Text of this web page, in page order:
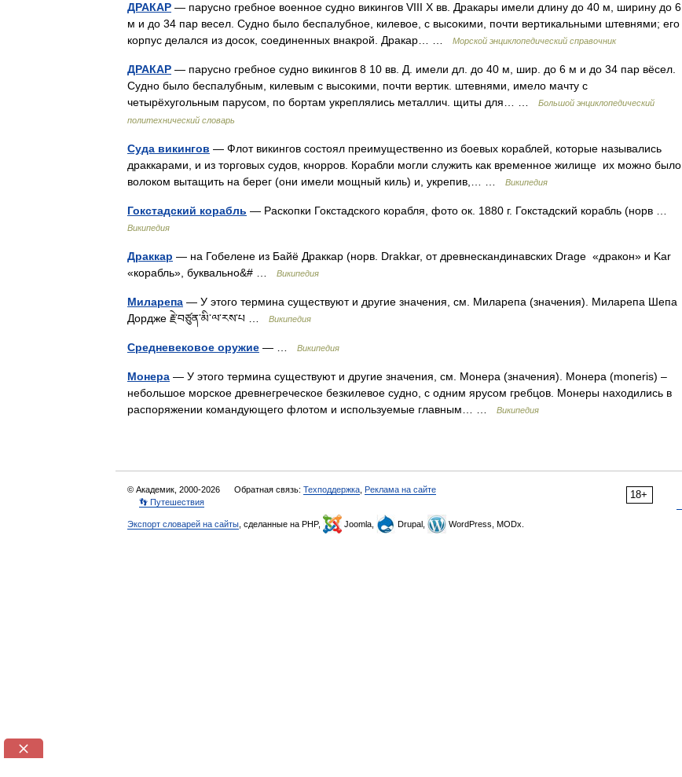
ДРАКАР — парусно гребное военное судно викингов VIII X вв. Дракары имели длину до 40 м, ширину до 6
м и до 34 пар весел. Судно было беспалубное, килевое, с высокими, почти вертикальными штевнями; его
корпус делался из досок, соединенных внакрой. Дракар… …
Морской энциклопедический справочник
ДРАКАР — парусно гребное судно викингов 8 10 вв. Д. имели дл. до 40 м, шир. до 6 м и до 34 пар вёсел.
Судно было беспалубным, килевым с высокими, почти вертик. штевнями, имело мачту с
четырёхугольным парусом, по бортам укреплялись металлич. щиты для… …
Большой энциклопедический
политехнический словарь
Суда викингов — Флот викингов состоял преимущественно из боевых кораблей, которые назывались
драккарами, и из торговых судов, кнорров. Корабли могли служить как временное жилище их можно было
волоком вытащить на берег (они имели мощный киль) и, укрепив,… …
Википедия
Гокстадский корабль — Раскопки Гокстадского корабля, фото ок. 1880 г. Гокстадский корабль (норв …
Википедия
Драккар — на Гобелене из Байё Драккар (норв. Drakkar, от древнескандинавских Drage «дракон» и Kar
«корабль», буквально&# …
Википедия
Миларепа — У этого термина существуют и другие значения, см. Миларепа (значения). Миларепа Шепа
Дордже རྗེ་བཙུན་མི་ལ་རས་པ …
Википедия
Средневековое оружие — … Википедия
Монера — У этого термина существуют и другие значения, см. Монера (значения). Монера (moneris) –
небольшое морское древнегреческое безкилевое судно, с одним ярусом гребцов. Монеры находились в
распоряжении командующего флотом и используемые главным… …
Википедия
18+
© Академик, 2000-2026 Обратная связь: Техподдержка Реклама на сайте
👣 Путешествия
Экспорт словарей на сайты , сделанные на PHP, Joomla, Drupal, WordPress, MODx.